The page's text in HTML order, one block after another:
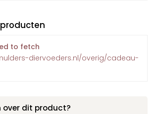
to fetch
diervoeders.nl/overig/cadeau-
over dit product?